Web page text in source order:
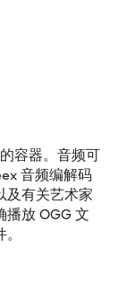
容器。音频可
音频编解码
及有关艺术家
放 OGG 文